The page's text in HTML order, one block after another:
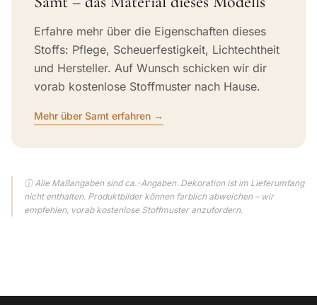
Erfahre mehr über die Eigenschaften dieses
Stoffs: Pflege, Scheuerfestigkeit, Lichtechtheit
und Hersteller. Auf Wunsch schicken wir dir
vorab kostenlose Stoffmuster nach Hause.
Mehr über Samt erfahren →
ⓘ Alle Maßangaben sind ca.-Angaben. Dekoration ist im Lieferumfang
nicht enthalten. Produktbilder können farblich abweichen – wir
empfehlen, vorab kostenlose Stoffmuster anzufordern.